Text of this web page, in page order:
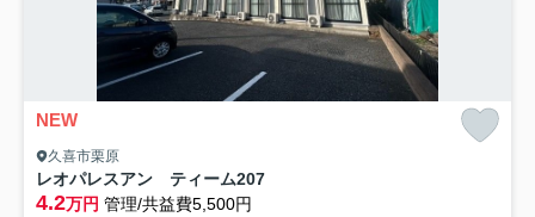
NEW
久喜市栗原
レオパレスアン ティーム207
4.2万円 管理/共益費5,500円